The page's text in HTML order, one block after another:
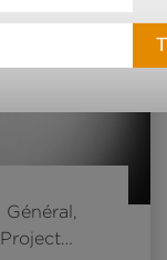
Général ,
Project…